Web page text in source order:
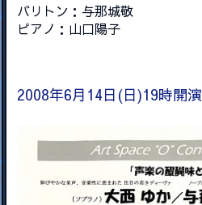
バリトン：与那城敬
ピアノ：山口陽子
2008年6月14日(日)19時開演